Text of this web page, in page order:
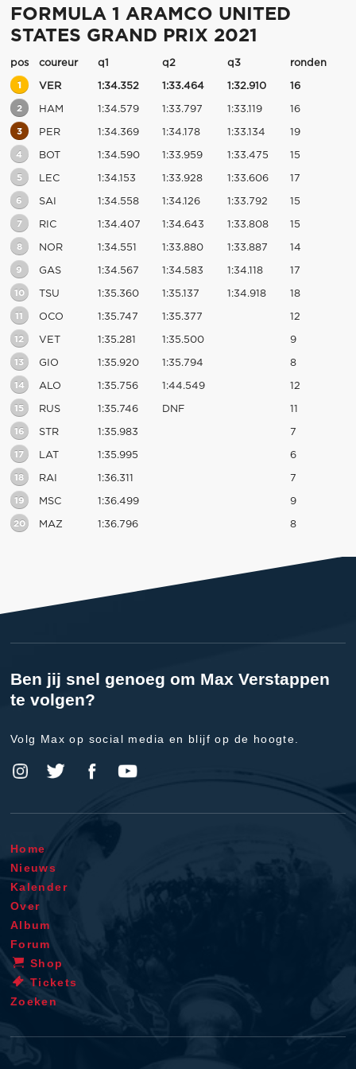
FORMULA 1 ARAMCO UNITED
STATES GRAND PRIX 2021
pos coureur q1 q2 q3 ronden
1 VER 1:34.352 1:33.464 1:32.910 16
2 HAM 1:34.579 1:33.797 1:33.119 16
3 PER 1:34.369 1:34.178 1:33.134 19
4 BOT 1:34.590 1:33.959 1:33.475 15
5 LEC 1:34.153 1:33.928 1:33.606 17
6 SAI 1:34.558 1:34.126 1:33.792 15
7 RIC 1:34.407 1:34.643 1:33.808 15
8 NOR 1:34.551 1:33.880 1:33.887 14
9 GAS 1:34.567 1:34.583 1:34.118 17
10 TSU 1:35.360 1:35.137 1:34.918 18
11 OCO 1:35.747 1:35.377 12
12 VET 1:35.281 1:35.500 9
13 GIO 1:35.920 1:35.794 8
14 ALO 1:35.756 1:44.549 12
15 RUS 1:35.746 DNF 11
16 STR 1:35.983 7
17 LAT 1:35.995 6
18 RAI 1:36.311 7
19 MSC 1:36.499 9
20 MAZ 1:36.796 8
Ben jij snel genoeg om Max Verstappen
te volgen?
Volg Max op social media en blijf op de hoogte.
Home
Nieuws
Kalender
Over
Album
Forum
Shop
Tickets
Zoeken